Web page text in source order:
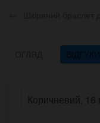
ВІДГУКИ